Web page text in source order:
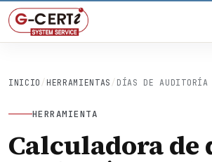
INICIO / HERRAMIENTAS / DÍAS DE AUDITORÍA
HERRAMIENTA
Calculadora de